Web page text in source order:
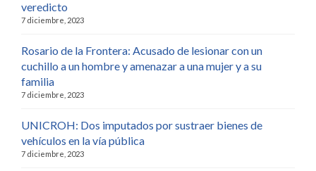
veredicto
7 diciembre, 2023
Rosario de la Frontera: Acusado de lesionar con un
cuchillo a un hombre y amenazar a una mujer y a su
familia
7 diciembre, 2023
UNICROH: Dos imputados por sustraer bienes de
vehículos en la vía pública
7 diciembre, 2023